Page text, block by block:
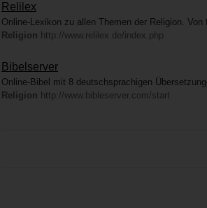
Relilex
Online-Lexikon zu allen Themen der Religion.
Religion http://www.relilex.de/index.php
Bibelserver
Online-Bibel mit 8 deutschsprachigen
Religion http://www.bibleserver.com/start